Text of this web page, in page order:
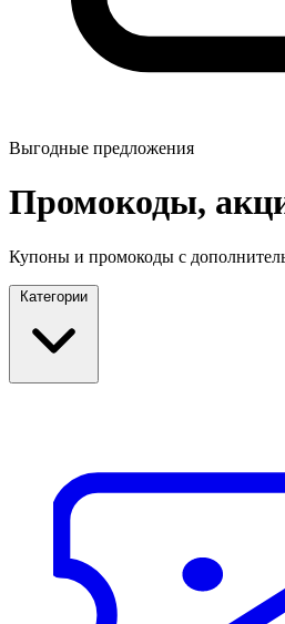
Выгодные предложения
Промокоды,
Купоны и промокоды с
Категории